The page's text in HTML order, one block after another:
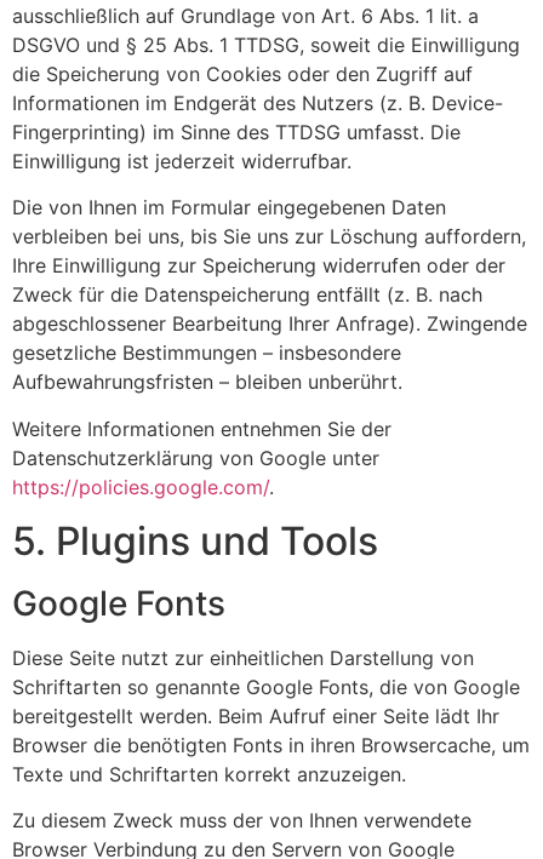
ausschließlich auf Grundlage von Art. 6 Abs. 1 lit. a
DSGVO und § 25 Abs. 1 TTDSG, soweit die Einwilligung
die Speicherung von Cookies oder den Zugriff auf
Informationen im Endgerät des Nutzers (z. B. Device-
Fingerprinting) im Sinne des TTDSG umfasst. Die
Einwilligung ist jederzeit widerrufbar.
Die von Ihnen im Formular eingegebenen Daten
verbleiben bei uns, bis Sie uns zur Löschung auffordern,
Ihre Einwilligung zur Speicherung widerrufen oder der
Zweck für die Datenspeicherung entfällt (z. B. nach
abgeschlossener Bearbeitung Ihrer Anfrage). Zwingende
gesetzliche Bestimmungen – insbesondere
Aufbewahrungsfristen – bleiben unberührt.
Weitere Informationen entnehmen Sie der
Datenschutzerklärung von Google unter
https://policies.google.com/.
5. Plugins und Tools
Google Fonts
Diese Seite nutzt zur einheitlichen Darstellung von
Schriftarten so genannte Google Fonts, die von Google
bereitgestellt werden. Beim Aufruf einer Seite lädt Ihr
Browser die benötigten Fonts in ihren Browsercache, um
Texte und Schriftarten korrekt anzuzeigen.
Zu diesem Zweck muss der von Ihnen verwendete
Browser Verbindung zu den Servern von Google